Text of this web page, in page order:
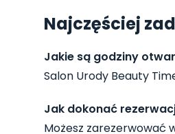
Najczęściej
Jakie są godziny
Salon Urody Beauty
Jak dokonać
Możesz zarezerwować